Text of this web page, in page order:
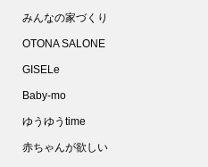
みんなの家づくり
OTONA SALONE
GISELe
Baby-mo
ゆうゆうtime
赤ちゃんが欲しい